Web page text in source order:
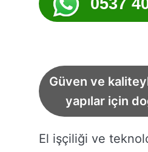
Güven ve
yapılar için
El işçiliği ve